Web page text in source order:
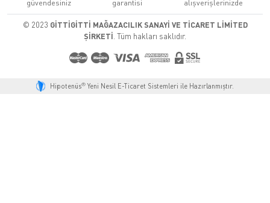
güvendesiniz
garantisi
alışverişlerinizde
© 2023 GİTTİGİTTİ MAĞAZACILIK SANAYİ VE TİCARET LİMİTED
ŞİRKETİ. Tüm hakları saklıdır.
Hipotenüs® Yeni Nesil E-Ticaret Sistemleri ile Hazırlanmıştır.